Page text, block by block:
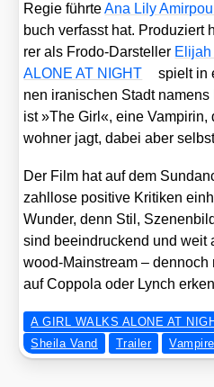
Regie führ­teAna Lily
buch ver­fasst hat.
rer als Fro­do-Dar­stel­ler Eli­jah
ALONE AT NIGHT
spielt in
nen ira­ni­schen Stadt namens
ist »The Girl«, eine
woh­ner jagt, dabei aber
Der Film hat auf dem
zahl­lo­se posi­ti­ve Kri­ti­ken
Wun­der, denn Stil,
sind beein­dru­ckend und
wood-Main­stream –
auf Cop­po­la oder Lynch
A GIRL WALKS ALONE AT
Sheila Vand
Trailer Vampire